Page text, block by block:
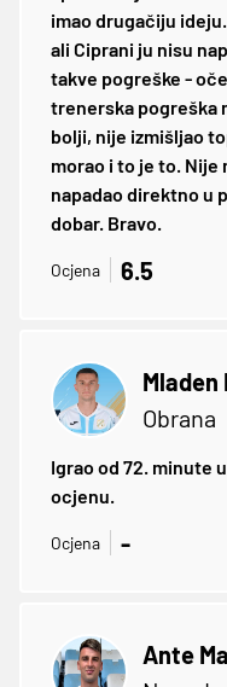
imao drugačiju
ali Ciprani ju nisu
takve pogreške -
trenerska pogreška
bolji, nije izmišljao
morao i to je to. Nije
napadao direktno u
dobar. Bravo.
Ocjena 6.5
Mladen
Obrana
Igrao od 72. minute
ocjenu.
Ocjena -
Ante